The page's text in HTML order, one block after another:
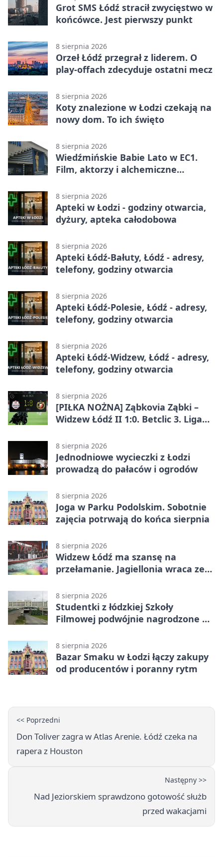
Grot SMS Łódź stracił zwycięstwo w
końcówce. Jest pierwszy punkt
8 sierpnia 2026
Orzeł Łódź przegrał z liderem. O
play-offach zdecyduje ostatni mecz
8 sierpnia 2026
Koty znalezione w Łodzi czekają na
nowy dom. To ich święto
8 sierpnia 2026
Wiedźmińskie Babie Lato w EC1.
Film, aktorzy i alchemiczne
8 sierpnia 2026
Apteki w Łodzi - godziny otwarcia,
dyżury, apteka całodobowa
8 sierpnia 2026
Apteki Łódź-Bałuty, Łódź - adresy,
telefony, godziny otwarcia
8 sierpnia 2026
Apteki Łódź-Polesie, Łódź - adresy,
telefony, godziny otwarcia
8 sierpnia 2026
Apteki Łódź-Widzew, Łódź - adresy,
telefony, godziny otwarcia
8 sierpnia 2026
[PIŁKA NOŻNA] Ząbkovia Ząbki –
Widzew Łódź II 1:0. Betclic 3. Liga
rozstrzygnięciem po przerwie
8 sierpnia 2026
Jednodniowe wycieczki z Łodzi
prowadzą do pałaców i ogrodów
8 sierpnia 2026
Joga w Parku Podolskim. Sobotnie
zajęcia potrwają do końca sierpnia
8 sierpnia 2026
Widzew Łódź ma szansę na
przełamanie. Jagiellonia wraca ze
8 sierpnia 2026
Studentki z łódzkiej Szkoły
Filmowej podwójnie nagrodzone na
8 sierpnia 2026
Bazar Smaku w Łodzi łączy zakupy
od producentów i poranny rytm
<< Poprzedni
Don Toliver zagra w Atlas Arenie. Łódź czeka na
rapera z Houston
Następny >>
Nad Jeziorskiem sprawdzono gotowość służb
przed wakacjami